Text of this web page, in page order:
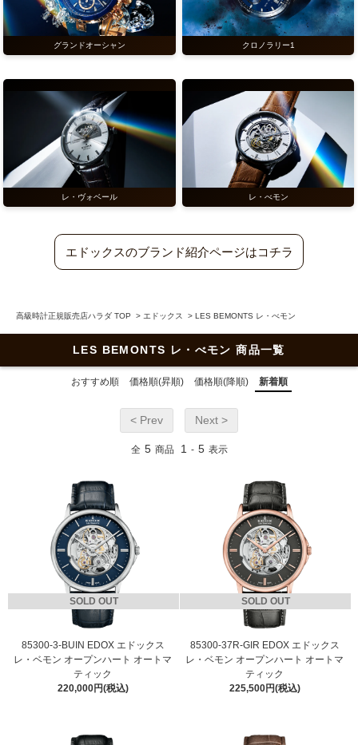
グランドオーシャン クロノラリー1
レ・ヴォベール レ・べモン
エドックスのブランド紹介ページはコチラ
高級時計正規販売店ハラダ TOP > エドックス > LES BEMONTS レ・べモン
LES BEMONTS レ・べモン 商品一覧
おすすめ順 価格順(昇順) 価格順(降順) 新着順
< Prev Next >
全 5 商品 1 - 5 表示
SOLD OUT
85300-3-BUIN EDOX エドックス
レ・ベモン オープンハート オートマ
ティック
220,000円(税込)
SOLD OUT
85300-37R-GIR EDOX エドックス
レ・ベモン オープンハート オートマ
ティック
225,500円(税込)